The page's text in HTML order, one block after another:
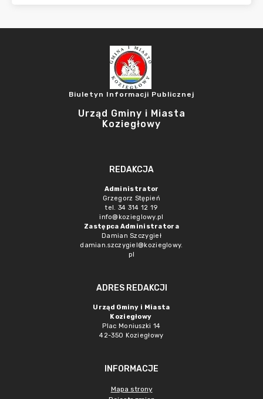
Biuletyn Informacji Publicznej
Urząd Gminy i Miasta
Koziegłowy
REDAKCJA
Administrator
Grzegorz Stępień
tel. 34 314 12 19
info@kozieglowy.pl
Zastępca Administratora
Damian Szczygieł
damian.szczygiel@kozieglowy.
pl
ADRES REDAKCJI
Urząd Gminy i Miasta
Koziegłowy
Plac Moniuszki 14
42-350 Koziegłowy
INFORMACJE
Mapa strony